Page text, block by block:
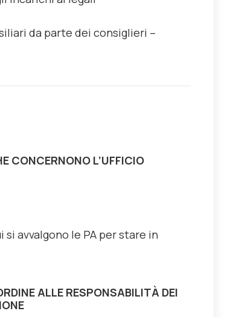
da parte dei consiglieri –
CONCERNONO L’UFFICIO
avvalgono le PA per stare in
ALLE RESPONSABILITÀ DEI